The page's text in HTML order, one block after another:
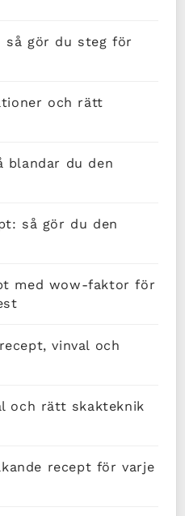
så gör du steg för
och rätt
blandar du den
så gör du den
med wow-faktor för
vinval och
och rätt skakteknik
recept för varje